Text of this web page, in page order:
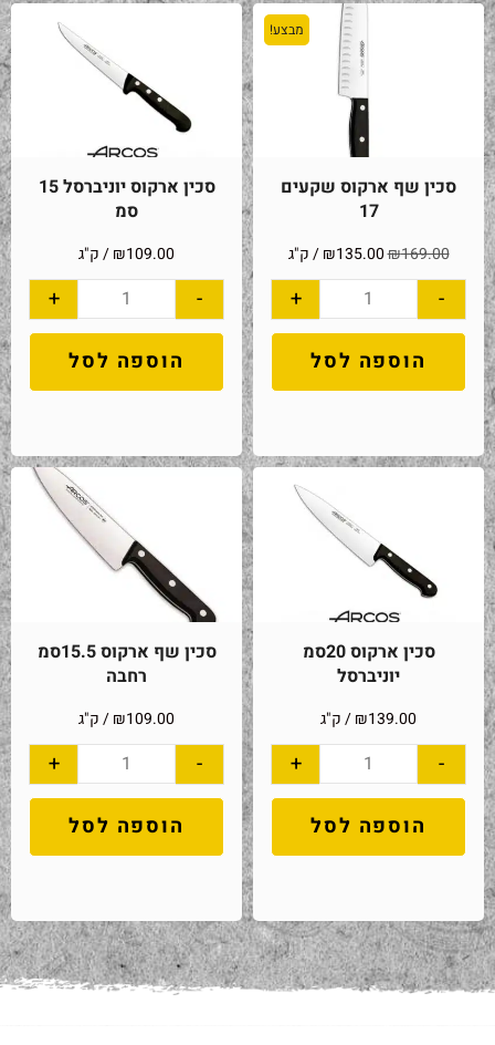
מבצע!
סכין שף ארקוס שקעים
17
₪169.00
₪135.00 / ק"ג
-
+
הוספה לסל
סכין ארקוס יוניברסל 15
סמ
₪109.00 / ק"ג
-
+
הוספה לסל
סכין ארקוס 20סמ
יוניברסל
₪139.00 / ק"ג
-
+
הוספה לסל
סכין שף ארקוס 15.5סמ
רחבה
₪109.00 / ק"ג
-
+
הוספה לסל